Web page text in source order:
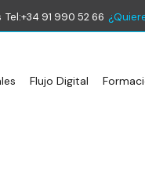
Tel:+34 91 990 52 66
Flujo Digital